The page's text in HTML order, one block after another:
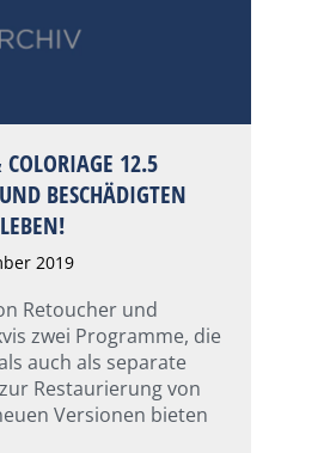
COLORIAGE 12.5
BESCHÄDIGTEN
2019
Retoucher und
zwei Programme, die
auch als separate
Restaurierung von
Versionen bieten